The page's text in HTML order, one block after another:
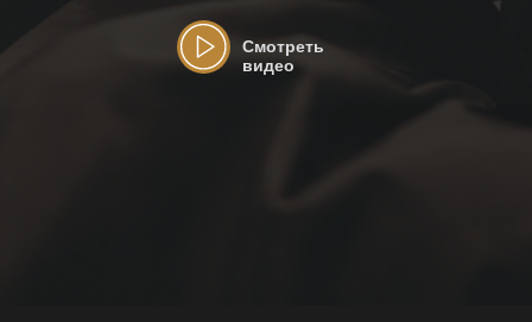
Смотреть
видео